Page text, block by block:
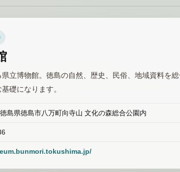
立博物館。徳島の自然、歴史、民俗、地域資料を総
礎になります。
島県徳島市八万町向寺山 文化の森総合公園内